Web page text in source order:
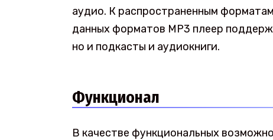
аудио. К распространенным
данных форматов MP3 плеер
но и подкасты и аудиокниги.
Функционал
В качестве функциональных